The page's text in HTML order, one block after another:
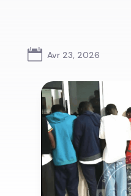
 Avr 23, 2026